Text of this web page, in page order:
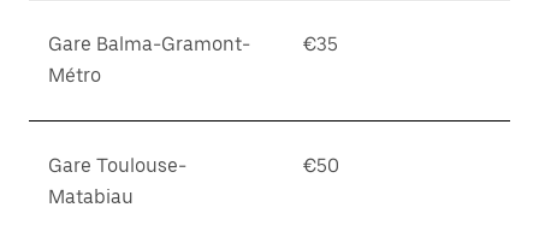
Gare Balma-Gramont-
Métro
€35
Gare Toulouse-
Matabiau
€50